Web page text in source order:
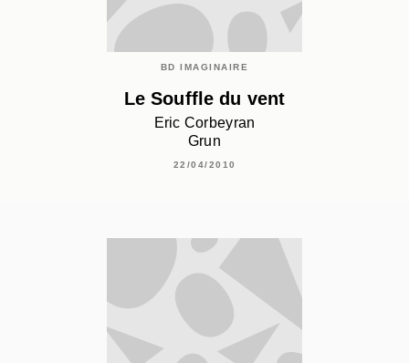
BD IMAGINAIRE
Le Souffle du vent
Eric Corbeyran
Grun
22/04/2010